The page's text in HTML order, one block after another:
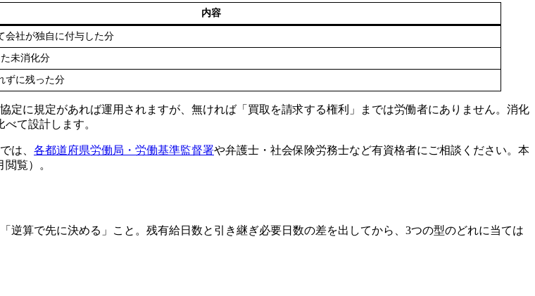
内容
会社が独自に付与した分
未消化分
ずに残った分
定に規定があれば運用されますが、無ければ「買取を請求する権利」までは労働者にありません。消化
て設計します。
は、 各都道府県労働局・労働基準監督署や弁護士・社会保険労務士など有資格者にご相談ください。本
覧）。
算で先に決める」こと。残有給日数と引き継ぎ必要日数の差を出してから、3つの型のどれに当ては